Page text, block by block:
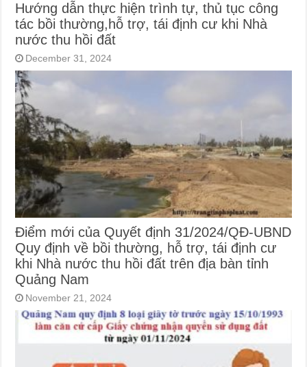
Hướng dẫn thực hiện trình tự, thủ tục công
tác bồi thường,hỗ trợ, tái định cư khi Nhà
nước thu hồi đất
December 31, 2024
Điểm mới của Quyết định 31/2024/QĐ-UBND
Quy định về bồi thường, hỗ trợ, tái định cư
khi Nhà nước thu hồi đất trên địa bàn tỉnh
Quảng Nam
November 21, 2024